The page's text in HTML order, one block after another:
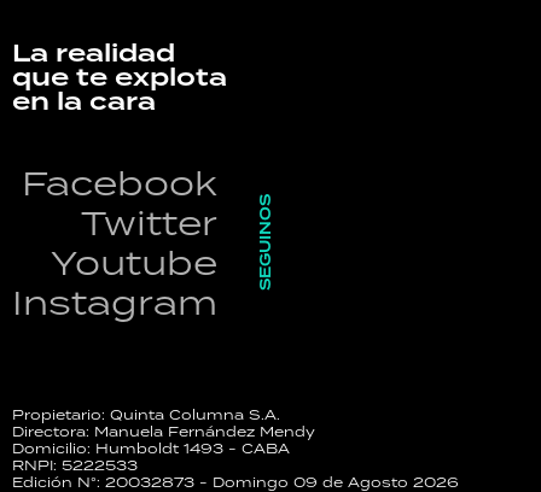
La realidad
que te explota
en la cara
Facebook
Twitter
Youtube
Instagram
SEGUINOS
Propietario: Quinta Columna S.A.
Directora: Manuela Fernández Mendy
Domicilio: Humboldt 1493 - CABA
RNPI: 5222533
Edición N°: 20032873 - Domingo 09 de Agosto 2026